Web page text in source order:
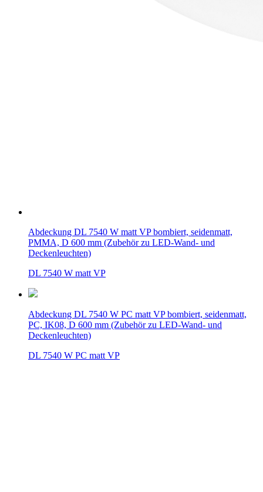
Abdeckung DL 7540 W matt VP bombiert, seidenmatt,
PMMA, D 600 mm (Zubehör zu LED-Wand- und
Deckenleuchten)
DL 7540 W matt VP
Abdeckung DL 7540 W PC matt VP bombiert, seidenmatt,
PC, IK08, D 600 mm (Zubehör zu LED-Wand- und
Deckenleuchten)
DL 7540 W PC matt VP